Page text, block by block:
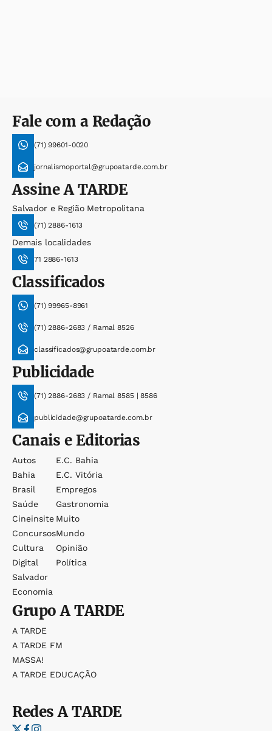
Fale com a Redação
(71) 99601-0020
jornalismoportal@grupoatarde.com.br
AssineA TARDE
Salvador e Região Metropolitana
(71) 2886-1613
Demais localidades
71 2886-1613
Classificados
(71) 99965-8961
(71) 2886-2683 / Ramal 8526
classificados@grupoatarde.com.br
Publicidade
(71) 2886-2683 / Ramal 8585 | 8586
publicidade@grupoatarde.com.br
Canais e Editorias
Autos
Bahia
Brasil
Saúde
Cineinsite
Concursos
Cultura
Digital
Salvador
Economia
E.c. Bahia
E.c. Vitória
Empregos
Gastronomia
Muito
Mundo
Opinião
Política
GrupoA TARDE
A TARDE
A TARDE FM
MASSA!
A TARDE EDUCAÇÃO
RedesA TARDE